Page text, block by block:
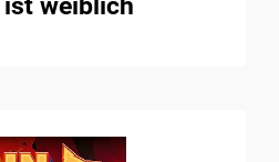
weiblich